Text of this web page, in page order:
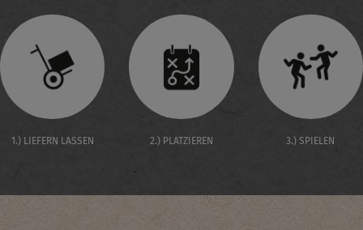
1.) LIEFERN LASSEN 2.) PLATZIEREN 3.) SPIELEN